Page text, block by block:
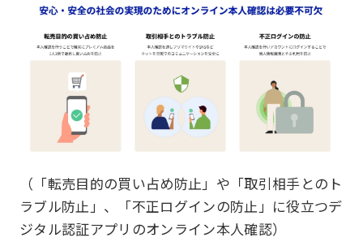
（「転売目的の買い占め防止」や「取引相手とのト
ラブル防止」、「不正ログインの防止」に役立つデ
ジタル認証アプリのオンライン本人確認）